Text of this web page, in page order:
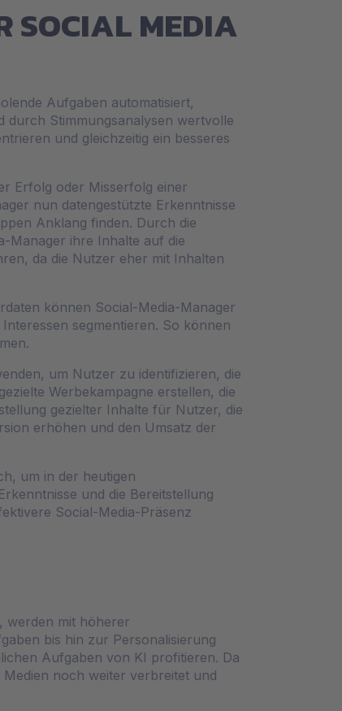
SOCIAL MEDIA
Aufgaben automatisiert,
durch Stimmungsanalysen wertvolle
und gleichzeitig ein besseres
Erfolg oder Misserfolg einer
nun datengestützte Erkenntnisse
Anklang finden. Durch die
Manager ihre Inhalte auf die
da die Nutzer eher mit Inhalten
können Social-Media-Manager
segmentieren. So können
um Nutzer zu identifizieren, die
Werbekampagne erstellen, die
gezielter Inhalte für Nutzer, die
erhöhen und den Umsatz der
um in der heutigen
und die Bereitstellung
Social-Media-Präsenz
werden mit höherer
bis hin zur Personalisierung
Aufgaben von KI profitieren. Da
noch weiter verbreitet und